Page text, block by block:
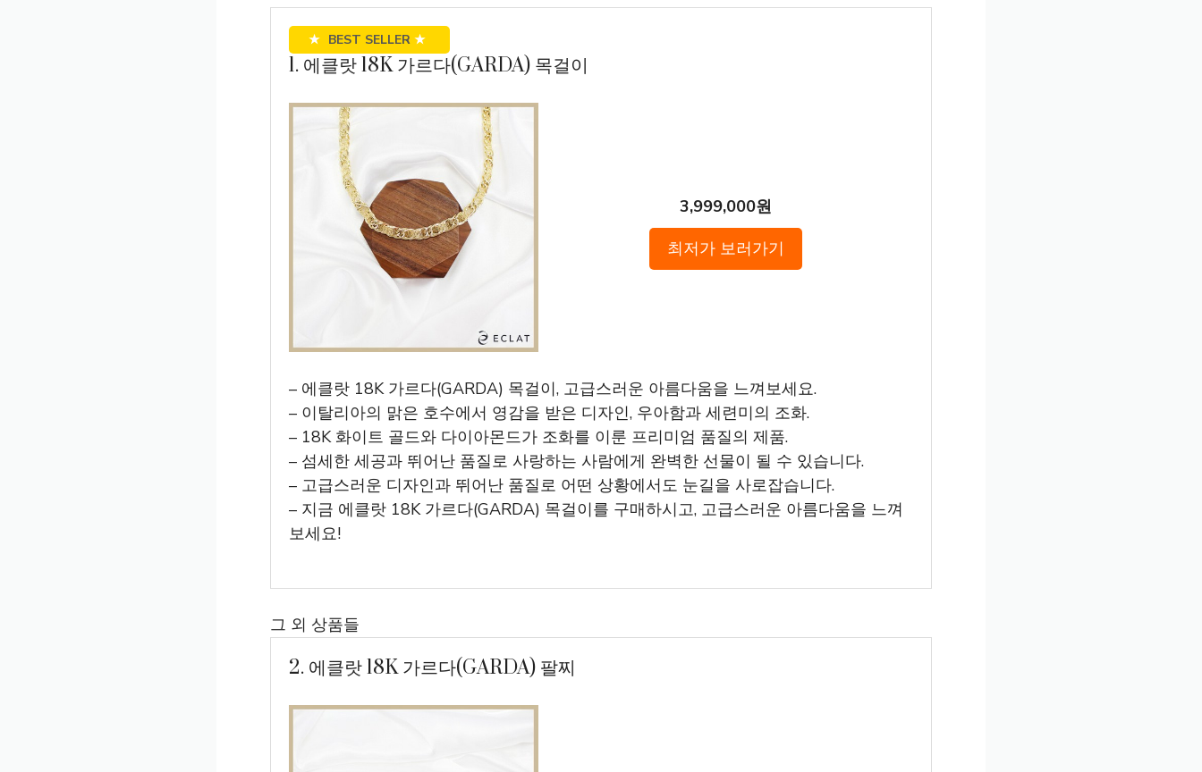
★ BEST SELLER ★
1. 에클랏 18K 가르다(GARDA) 목걸이
3,999,000원
최저가 보러가기
– 에클랏 18K 가르다(GARDA) 목걸이, 고급스러운 아름다움을 느껴보세요.
– 이탈리아의 맑은 호수에서 영감을 받은 디자인, 우아함과 세련미의 조화.
– 18K 화이트 골드와 다이아몬드가 조화를 이룬 프리미엄 품질의 제품.
– 섬세한 세공과 뛰어난 품질로 사랑하는 사람에게 완벽한 선물이 될 수 있습니다.
– 고급스러운 디자인과 뛰어난 품질로 어떤 상황에서도 눈길을 사로잡습니다.
– 지금 에클랏 18K 가르다(GARDA) 목걸이를 구매하시고, 고급스러운 아름다움을 느껴
보세요!
그 외 상품들
2. 에클랏 18K 가르다(GARDA) 팔찌